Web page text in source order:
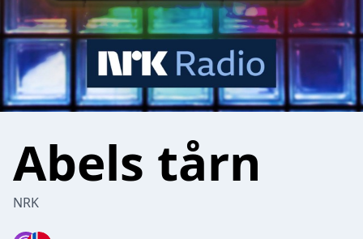
Abels tårn
NRK